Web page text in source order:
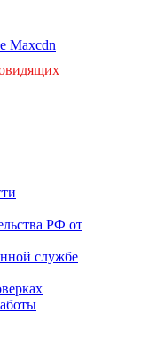
Maxcdn
РФ от
службе